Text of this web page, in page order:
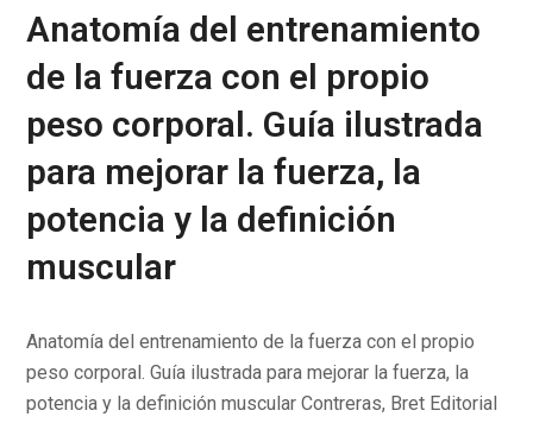
Anatomía del entrenamiento
de la fuerza con el propio
peso corporal. Guía ilustrada
para mejorar la fuerza, la
potencia y la definición
muscular
Anatomía del entrenamiento de la fuerza con el propio
peso corporal. Guía ilustrada para mejorar la fuerza, la
potencia y la definición muscular Contreras, Bret Editorial